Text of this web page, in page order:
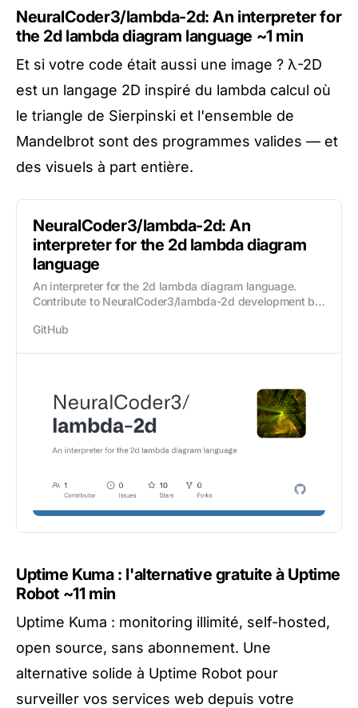
NeuralCoder3/lambda-2d: An interpreter for
the 2d lambda diagram language ~1 min
Et si votre code était aussi une image ? λ-2D
est un langage 2D inspiré du lambda calcul où
le triangle de Sierpinski et l'ensemble de
Mandelbrot sont des programmes valides — et
des visuels à part entière.
NeuralCoder3/lambda-2d: An
interpreter for the 2d lambda diagram
language
An interpreter for the 2d lambda diagram language.
Contribute to NeuralCoder3/lambda-2d development by
GitHub
Uptime Kuma : l'alternative gratuite à Uptime
Robot ~11 min
Uptime Kuma : monitoring illimité, self-hosted,
open source, sans abonnement. Une
alternative solide à Uptime Robot pour
surveiller vos services web depuis votre